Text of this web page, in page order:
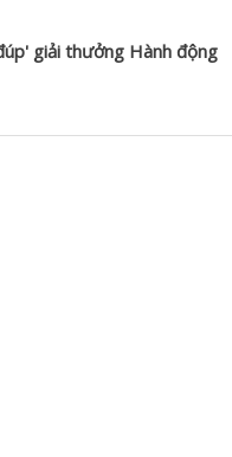
giải thưởng Hành động